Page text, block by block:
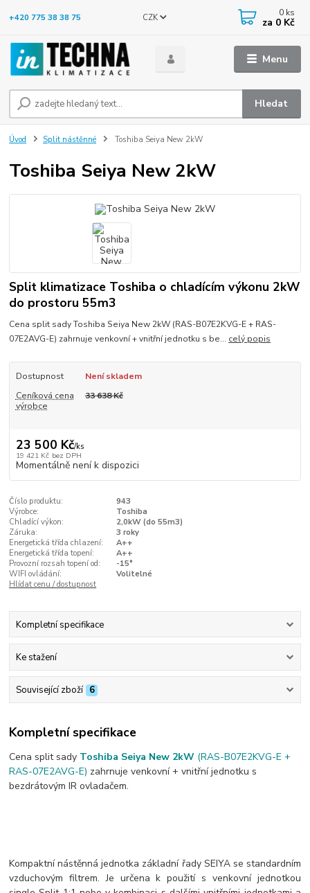
Menu
CZK
Hledat
+420 775 38 38 75 0 ks
za 0 Kč
Úvod Split nástěnné Toshiba Seiya New 2kW
Toshiba Seiya New 2kW
Split klimatizace Toshiba o chladícím výkonu 2kW
do prostoru 55m3
Cena split sady Toshiba Seiya New 2kW (RAS-B07E2KVG-E + RAS-
07E2AVG-E) zahrnuje venkovní + vnitřní jednotku s be... celý popis
Dostupnost
Není skladem
Ceníková cena
výrobce
33 638 Kč
23 500 Kč/ks
19 421 Kč bez DPH
Momentálně není k dispozici
Číslo produktu:
943
Výrobce:
Toshiba
Chladící výkon:
2,0kW (do 55m3)
Záruka:
3 roky
Energetická třída chlazení:
A++
Energetická třída topení:
A++
Provozní rozsah topení od:
-15°
WIFI ovládání:
Volitelné
Hlídat cenu / dostupnost
Kompletní specifikace
Ke stažení
Související zboží 6
Kompletní specifikace
Cena split sady Toshiba Seiya New 2kW (RAS-B07E2KVG-E +
RAS-07E2AVG-E) zahrnuje venkovní + vnitřní jednotku s
bezdrátovým IR ovladačem.
Kompaktní nástěnná jednotka základní řady SEIYA se standardním
vzduchovým filtrem. Je určena k použití s venkovní jednotkou